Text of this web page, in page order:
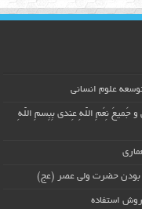
علوم انسانی
و جَمیعَ نِعَمِ اللّهِ عِندی بِبِسمِ اللّهِ
بودن حضرت ولی عصر (عج)
روش استفاده